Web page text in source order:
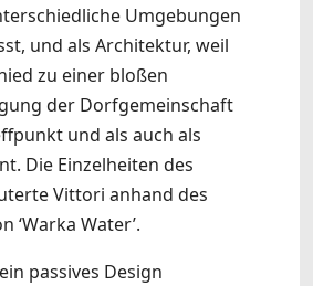
Umgebungen
und als Architektur, weil
zu einer bloßen
der Dorfgemeinschaft
und als auch als
Die Einzelheiten des
Vittori anhand des
‘Warka Water’.
passives Design